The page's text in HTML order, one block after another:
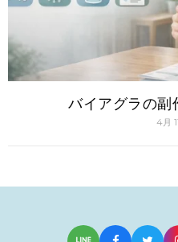
バイアグラの副
4月